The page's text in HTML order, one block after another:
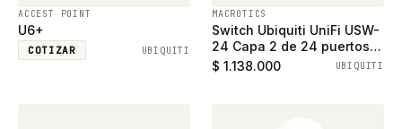
ACCEST POINT
U6+
COTIZAR UBIQUITI
MACROTICS
Switch Ubiquiti UniFi USW-
24 Capa 2 de 24 puertos
ethernet gigabit y 2
$ 1.138.000 UBIQUITI